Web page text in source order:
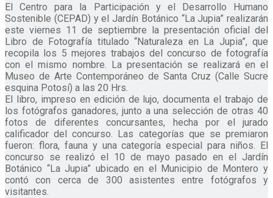
El Centro para la Participación y el Desarrollo Humano
Sostenible (CEPAD) y el Jardín Botánico “La Jupia” realizarán
este viernes 11 de septiembre la presentación oficial del
Libro de Fotografía titulado “Naturaleza en La Jupia”, que
recopila los 5 mejores trabajos del concurso de fotografía
con el mismo nombre. La presentación se realizará en el
Museo de Arte Contemporáneo de Santa Cruz (Calle Sucre
esquina Potosí) a las 20 Hrs.
El libro, impreso en edición de lujo, documenta el trabajo de
los fotógrafos ganadores, junto a una selección de otras 40
fotos de diferentes concursantes, hecha por el jurado
calificador del concurso. Las categorías que se premiaron
fueron: flora, fauna y una categoría especial para niños. El
concurso se realizó el 10 de mayo pasado en el Jardín
Botánico “La Jupia” ubicado en el Municipio de Montero y
contó con cerca de 300 asistentes entre fotógrafos y
visitantes.